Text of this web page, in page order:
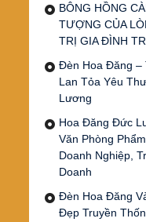
BÔNG HỒNG
TƯỢNG CỦA
TRỊ GIA ĐÌNH
Đèn Hoa Đăng –
Lan Tỏa Yêu
Lương
Hoa Đăng Đức
Văn Phòng
Doanh Nghiệp,
Doanh
Đèn Hoa Đăng
Đẹp Truyền